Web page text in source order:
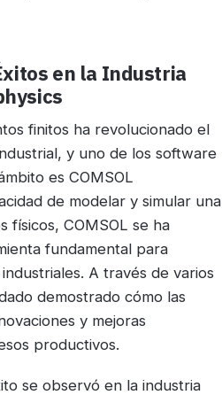
en la Industria
finitos ha revolucionado el
y uno de los software
es COMSOL
de modelar y simular una
físicos, COMSOL se ha
fundamental para
A través de varios
demostrado cómo las
y mejoras
productivos.
se observó en la industria